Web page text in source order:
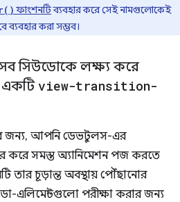
ফাংশনটিব্যবহার করে সেই নামগুলোকেই
ব্যবহার করা সম্ভব।
সিউডোকে লক্ষ্য করে
একটি view-transition-
জন্য, আপনি ডেভটুলস-এর
করে সমস্ত অ্যানিমেশন পজ করতে
তার চূড়ান্ত অবস্থায় পৌঁছানোর
এলিমেন্টগুলো পরীক্ষা করার জন্য